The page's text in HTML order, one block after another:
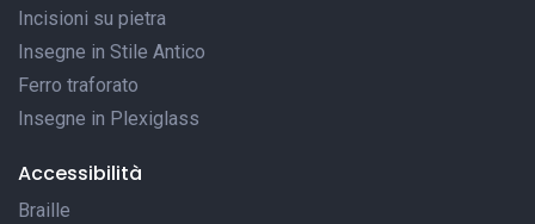
Incisioni su pietra
Insegne in Stile Antico
Ferro traforato
Insegne in Plexiglass
Accessibilità
Braille